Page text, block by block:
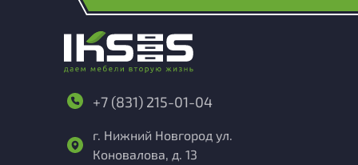
+7 (831) 215-01-04
г. Нижний Новгород ул.
Коновалова, д. 13